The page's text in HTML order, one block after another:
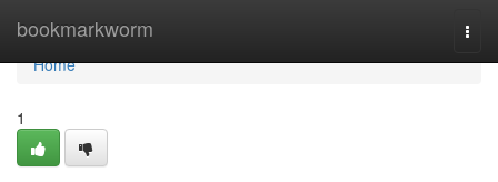
bookmarkworm
Home
Home
1